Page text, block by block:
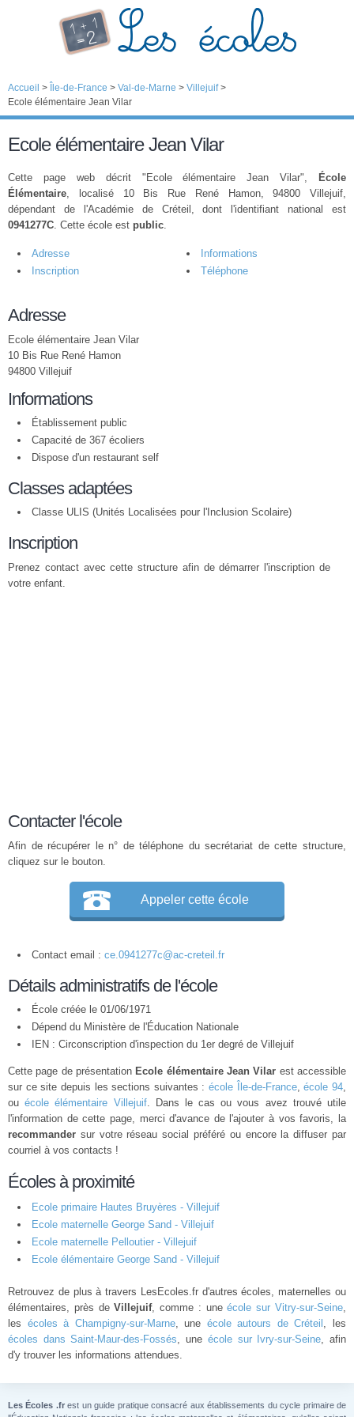
Accueil > Île-de-France > Val-de-Marne > Villejuif>
Ecole élémentaire Jean Vilar
Ecole élémentaire Jean Vilar
Cette page web décrit "Ecole élémentaire Jean Vilar",
École
Élémentaire, localisé 10 Bis Rue René Hamon, 94800 Villejuif,
dépendant de l'Académie de Créteil, dont l'identifiant national est
0941277C. Cette école est public.
Adresse
Informations
Inscription
Téléphone
Adresse
Ecole élémentaire Jean Vilar
10 Bis Rue René Hamon
94800 Villejuif
Informations
Établissement public
Capacité de 367 écoliers
Dispose d'un restaurant self
Classes adaptées
Classe ULIS (Unités Localisées pour l'Inclusion Scolaire)
Inscription
Prenez contact avec cette structure afin de démarrer l'inscription de
votre enfant.
Contacter l'école
Afin de récupérer le n° de téléphone du secrétariat de cette structure,
cliquez sur le bouton.
Appeler cette école
Contact email : ce.0941277c@ac-creteil.fr
Détails administratifs de l'école
École créée le 01/06/1971
Dépend du Ministère de l'Éducation Nationale
IEN : Circonscription d'inspection du 1er degré de Villejuif
Cette page de présentation Ecole élémentaire Jean Vilar est accessible
sur ce site depuis les sections suivantes :école Île-de-France,école 94,
ouécole élémentaire Villejuif. Dans le cas ou vous avez trouvé utile
l'information de cette page, merci d'avance de l'ajouter à vos favoris, la
recommander sur votre réseau social préféré ou encore la diffuser par
courriel à vos contacts !
Écoles à proximité
Ecole primaire Hautes Bruyères - Villejuif
Ecole maternelle George Sand - Villejuif
Ecole maternelle Pelloutier - Villejuif
Ecole élémentaire George Sand - Villejuif
Retrouvez de plus à travers LesEcoles.fr d'autres écoles, maternelles ou
élémentaires, près deVillejuif, comme : uneécole sur Vitry-sur-Seine,
les écoles à Champigny-sur-Marne, une école autours de Créteil , les
écoles dans Saint-Maur-des-Fossés, une école sur Ivry-sur-Seine, afin
d'y trouver les informations attendues.
Les Écoles .frest un guide pratique consacré aux établissements du cycle primaire de